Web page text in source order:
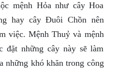
mệnh Hỏa như cây Hoa
hay cây Đuôi Chồn nên
việc. Mệnh Thuỷ và mệnh
đặt những cây này sẽ làm
những khó khăn trong công